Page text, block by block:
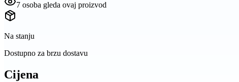
7 osoba gleda ovaj proizvod
Na stanju
Dostupno za brzu dostavu
Cijena